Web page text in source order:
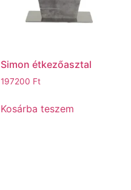
Simon étkezőasztal
197200 Ft
Kosárba teszem